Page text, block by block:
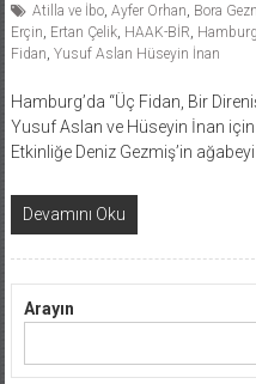
Atilla ve İbo, Ayfer Orhan Bora
Erçin Ertan Çelik, HAAK-BİR Hamburg
Fidan Yusuf Aslan Hüseyin İnan
Hamburg’da “Üç Fidan, Bir
Yusuf Aslan ve Hüseyin İnan
Etkinliğe Deniz Gezmiş’in
Devamını Oku
Arayın